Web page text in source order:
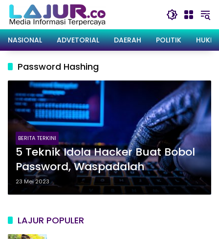
Langsung
konten
NASIONAL
ADVETORIAL DAERAH POLITIK
Password Hashing
BERITA TERKINI
5 Teknik Idola Hacker Buat Bobol
Password, Waspadalah
23 Mei 2023
LAJUR POPULER